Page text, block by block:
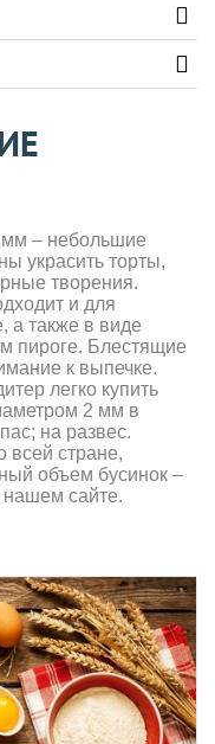
– небольшие
украсить торты,
творения.
и для
а также в виде
пироге. Блестящие
к выпечке.
легко купить
2 мм в
на развес.
всей стране,
объем бусинок –
нашем сайте.